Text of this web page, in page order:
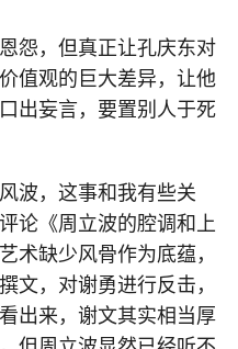
怨，但真正让孔庆东对
值观的巨大差异，让他
出妄言，要置别人于死
波，这事和我有些关
论《周立波的腔调和上
术缺少风骨作为底蕴，
文，对谢勇进行反击，
出来，谢文其实相当厚